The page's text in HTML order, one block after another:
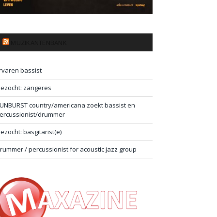
bassist
zangeres
country/americana zoekt bassist en
drummer
basgitarist(e)
/ percussionist for acoustic jazz group